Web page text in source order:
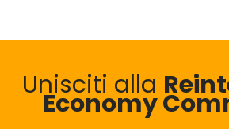
Unisciti alla
Economy